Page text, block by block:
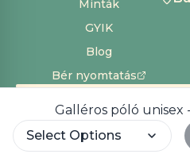
Galléros póló unisex
Select Options
Minták
GYIK
Blog
Bér nyomtatás
Copyright ©2026
Development by